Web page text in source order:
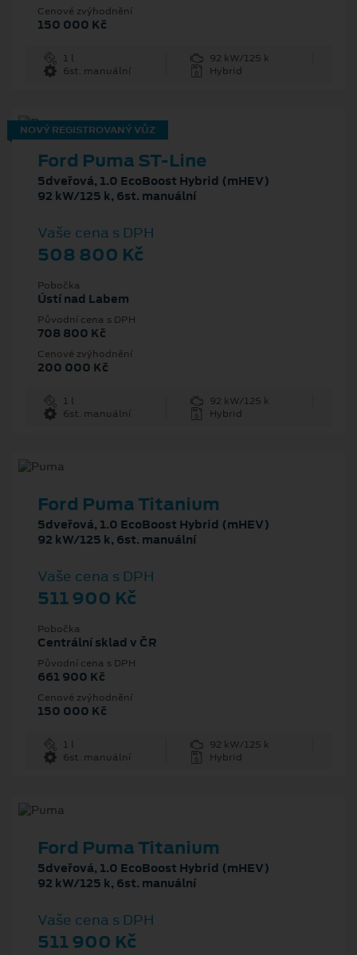
Cenové zvýhodnění
150 000 Kč
1 l
92 kW/125 k
6st. manuální
Hybrid
NOVÝ REGISTROVANÝ VŮZ
Ford Puma ST-Line
5dveřová, 1.0 EcoBoost Hybrid (mHEV)
92 kW/125 k, 6st. manuální
Vaše cena s DPH
508 800 Kč
Pobočka
Ústí nad Labem
Původní cena s DPH
708 800 Kč
Cenové zvýhodnění
200 000 Kč
1 l
92 kW/125 k
6st. manuální
Hybrid
Ford Puma Titanium
5dveřová, 1.0 EcoBoost Hybrid (mHEV)
92 kW/125 k, 6st. manuální
Vaše cena s DPH
511 900 Kč
Pobočka
Centrální sklad v ČR
Původní cena s DPH
661 900 Kč
Cenové zvýhodnění
150 000 Kč
1 l
92 kW/125 k
6st. manuální
Hybrid
Ford Puma Titanium
5dveřová, 1.0 EcoBoost Hybrid (mHEV)
92 kW/125 k, 6st. manuální
Vaše cena s DPH
511 900 Kč